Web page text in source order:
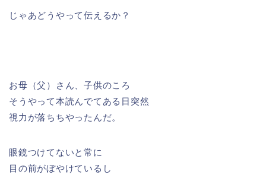
じゃあどうやって伝えるか？
お母（父）さん、子供のころ
そうやって本読んでてある日突然
視力が落ちちやったんだ。
眼鏡つけてないと常に
目の前がぼやけているし